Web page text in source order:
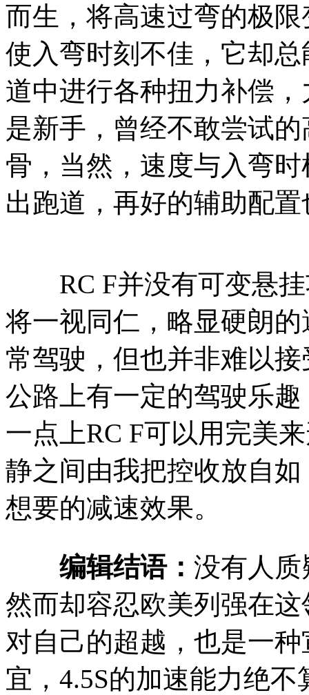
而生，将高速过弯的极
使入弯时刻不佳，它却
道中进行各种扭力补偿
是新手，曾经不敢尝试
骨，当然，速度与入弯
出跑道，再好的辅助配
RC F并没有可变悬挂
将一视同仁，略显硬朗
常驾驶，但也并非难以
公路上有一定的驾驶乐
一点上RC F可以用完美
静之间由我把控收放自
想要的减速效果。
编辑结语： 没有人
然而却容忍欧美列强在
对自己的超越，也是一
宜，4.5S的加速能力绝